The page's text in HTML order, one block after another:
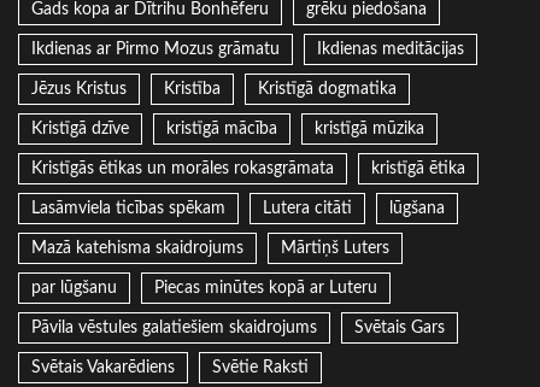
Gads kopa ar Dītrihu Bonhēferu grēku piedošana
Ikdienas ar Pirmo Mozus grāmatu Ikdienas meditācijas
Jēzus Kristus Kristība Kristīgā dogmatika
Kristīgā dzīve kristīgā mācība kristīgā mūzika
Kristīgās ētikas un morāles rokasgrāmata kristīgā ētika
Lasāmviela ticības spēkam Lutera citāti lūgšana
Mazā katehisma skaidrojums Mārtiņš Luters
par lūgšanu Piecas minūtes kopā ar Luteru
Pāvila vēstules galatiešiem skaidrojums Svētais Gars
Svētais Vakarēdiens Svētie Raksti